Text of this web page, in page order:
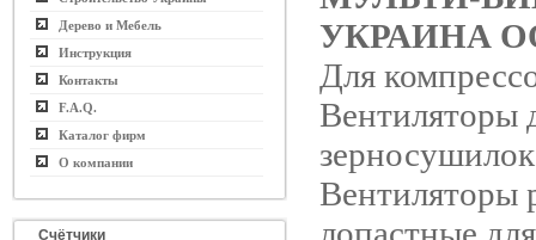
Дерево и Мебель
Инструкция
Контакты
F.A.Q.
Каталог фирм
О компании
Счётчики
УКРАИНА
Для
Вентиляторы
Вентиляторы